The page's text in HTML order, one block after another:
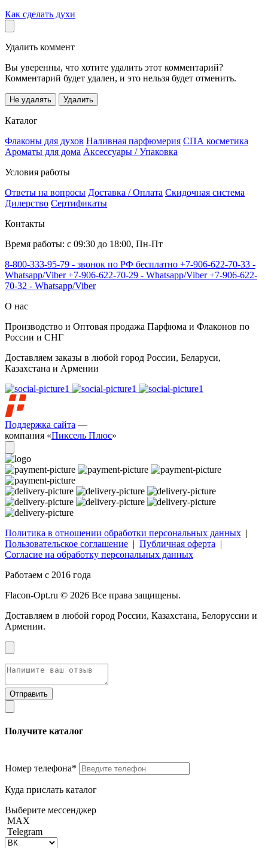
Как сделать духи
Удалить коммент
Вы уверенны, что хотите удалить этот комментарий?
Комментарий будет удален, и это нельзя будет отменить.
Не удалять Удалить
Каталог
Флаконы для духов Наливная парфюмерия СПА косметика
Ароматы для дома Аксессуары / Упаковка
Условия работы
Ответы на вопросы Доставка / Оплата Скидочная система
Дилерство Сертификаты
Контакты
Время работы: с 09:30 до 18:00, Пн-Пт
8-800-333-95-79 - звонок по РФ бесплатно +7-906-622-70-33 -
Whatsapp/Viber+7-906-622-70-29 - Whatsapp/Viber+7-906-622-
70-32 - Whatsapp/Viber
О нас
Производство и Оптовая продажа Парфюма и Флаконов по
России и СНГ
Доставляем заказы в любой город России, Беларуси,
Казахстана и Армении
Поддержка сайта —
компания «Пиксель Плюс»
Политика в отношении обработки персональных данных |
Пользовательское соглашение | Публичная оферта |
Согласие на обработку персональных данных
Работаем с 2016 года
Flacon-Opt.ru © 2026 Все права защищены.
Доставляем в любой город России, Казахстана, Белоруссии и
Армении.
Получите каталог
Номер телефона*
Куда прислать каталог
Выберите мессенджер
MAX
Telegram